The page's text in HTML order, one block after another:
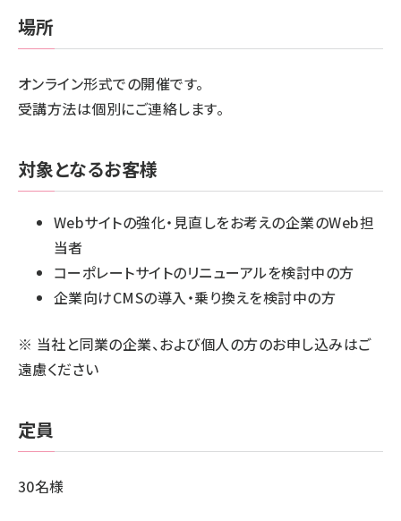
場所
オンライン形式での開催です。
受講方法は個別にご連絡します。
対象となるお客様
Webサイトの強化・見直しをお考えの企業のWeb担
当者
コーポレートサイトのリニューアルを検討中の方
企業向けCMSの導入・乗り換えを検討中の方
※ 当社と同業の企業、および個人の方のお申し込みはご
遠慮ください
定員
30名様